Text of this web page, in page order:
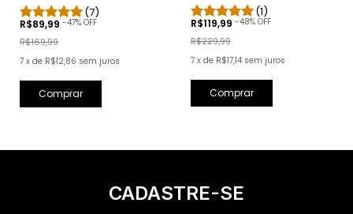
(7)
R$89,99 -47% OFF
R$169,99
7 x de R$12,86 sem juros
Comprar
(1)
R$119,99 -48% OFF
R$229,99
7 x de R$17,14 sem juros
Comprar
CADASTRE-SE